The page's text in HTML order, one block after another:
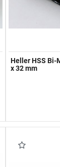
Heller HSS Bi-
x 32 mm